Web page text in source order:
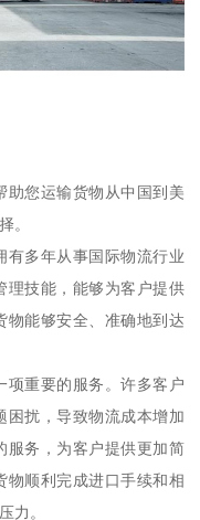
助您运输货物从中国到美
。
有多年从事国际物流行业
理技能，能够为客户提供
物能够安全、准确地到达
项重要的服务。许多客户
困扰，导致物流成本增加
服务，为客户提供更加简
物顺利完成进口手续和相
力。